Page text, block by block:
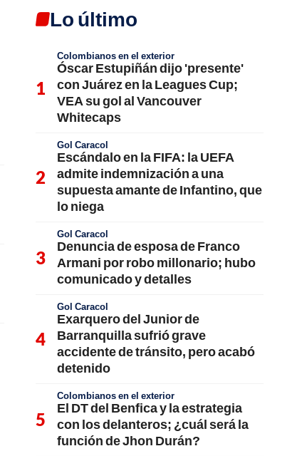
Lo último
Colombianos en el exterior
Óscar Estupiñán dijo 'presente'
con Juárez en la Leagues Cup;
VEA su gol al Vancouver
Whitecaps
Gol Caracol
Escándalo en la FIFA: la UEFA
admite indemnización a una
supuesta amante de Infantino, que
lo niega
Gol Caracol
Denuncia de esposa de Franco
Armani por robo millonario; hubo
comunicado y detalles
Gol Caracol
Exarquero del Junior de
Barranquilla sufrió grave
accidente de tránsito, pero acabó
detenido
Colombianos en el exterior
El DT del Benfica y la estrategia
con los delanteros; ¿cuál será la
función de Jhon Durán?